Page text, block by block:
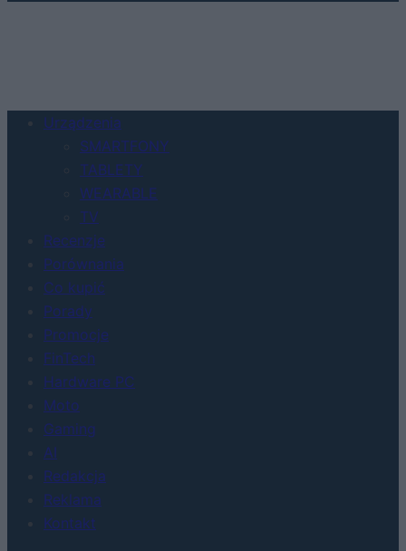
Urządzenia
SMARTFONY
TABLETY
WEARABLE
TV
Recenzje
Porównania
Co kupić
Porady
Promocje
FinTech
Hardware PC
Moto
Gaming
AI
Redakcja
Reklama
Kontakt